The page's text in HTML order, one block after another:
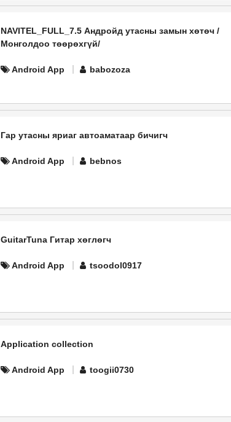
NAVITEL_FULL_7.5 Андройд утасны замын хөтөч /
Монголдоо төөрөхгүй/
Android App babozoza
Гар утасны яриаг автоаматаар бичигч
Android App bebnos
GuitarTuna Гитар хөглөгч
Android App tsoodol0917
Application collection
Android App toogii0730